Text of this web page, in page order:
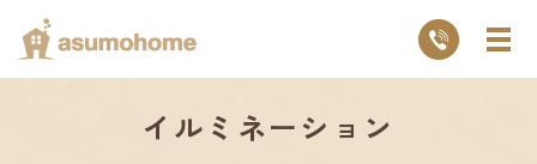
イルミネーション